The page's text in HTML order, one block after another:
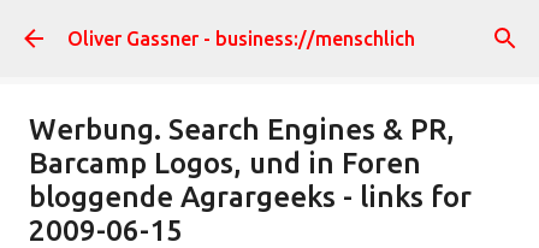
Direkt zum Hauptbereich
Oliver Gassner - business://menschlich
Werbung. Search Engines & PR,
Barcamp Logos, und in Foren
bloggende Agrargeeks - links for
2009-06-15